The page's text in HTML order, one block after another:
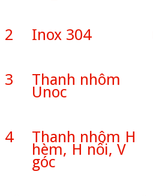
2 Inox 304
3 Thanh nhôm
Unoc
4 Thanh nhôm H
hèm, H nối, V
góc